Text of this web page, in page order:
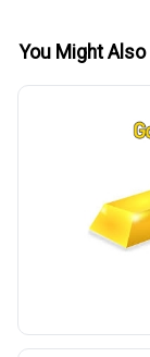
You Might Also